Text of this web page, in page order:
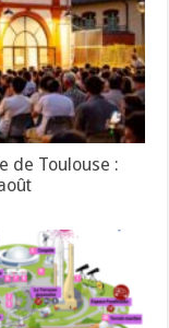
de Toulouse :